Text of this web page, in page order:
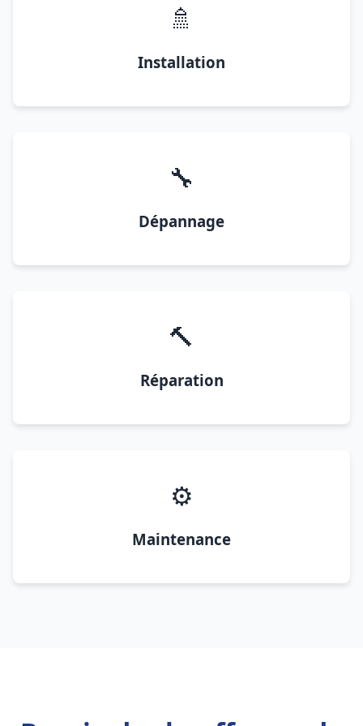
🚿
Installation
🔧
Dépannage
🔨
Réparation
⚙️
Maintenance